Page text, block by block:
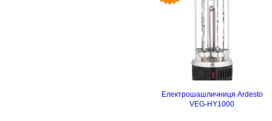
умісна з будь-яким посудом,
стійкі ніжки з гумовими
підставками.
Електрошашличниця Ardesto
VEG-HY1000